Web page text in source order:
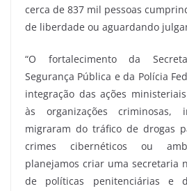
cerca de 837 mil pessoas
de liberdade ou aguardando
“O fortalecimento da
Segurança Pública e da Polícia
integração das ações
às organizações
migraram do tráfico de drogas
crimes cibernéticos ou
planejamos criar uma secretaria
de políticas penitenciárias e